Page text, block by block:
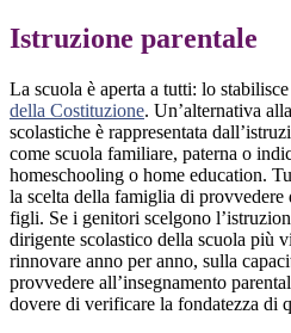
Istruzione parentale
La scuola è aperta a tutti: lo stabilisce
della Costituzione. Un’alternativa
scolastiche è rappresentata
come scuola familiare, paterna o
homeschooling o home education.
la scelta della famiglia di provvedere
figli. Se i genitori scelgono
dirigente scolastico della scuola più
rinnovare anno per anno, sulla
provvedere all’insegnamento
dovere di verificare la fondatezza di